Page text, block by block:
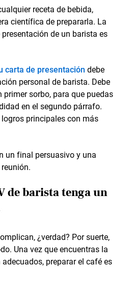
receta de bebida,
científica de prepararla. La
de un barista es
carta de presentación debe
personal de barista. Debe
sorbo, para que puedas
en el segundo párrafo.
principales con más
un final persuasivo y una
de barista tenga un
¿verdad? Por suerte,
Una vez que encuentras la
preparar el café es